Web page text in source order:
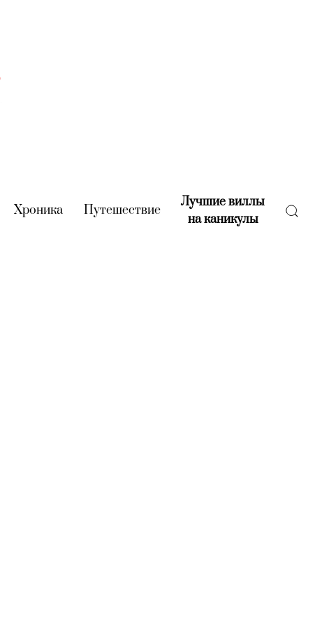
(current)
Хроника (current)
Путешествие(current)
Лучшие виллы
на каникулы(current)